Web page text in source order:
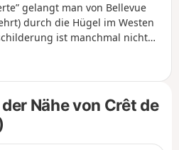
gelangt man von Bellevue
durch die Hügel im Westen
ist manchmal nicht
für den Vorschlag dieser
Beschreibung. Es ist
teilen, indem man am Puits
der
August 2020 berücksichtigt
ab Bellevue.
Nähe von Crêt de